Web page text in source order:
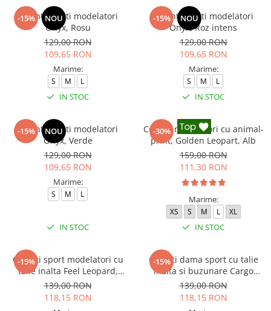
-15% NOU
Colanti scurti modelatori
Onyx, Rosu
129,00 RON
109,65 RON
Marime:
S M L
IN STOC
-15% NOU
Colanti scurti modelatori
Onyx, Roz intens
129,00 RON
109,65 RON
Marime:
S M L
IN STOC
-15% NOU
Colanti scurti modelatori
Onyx, Verde
129,00 RON
109,65 RON
Marime:
S M L
IN STOC
-30%
Colanti modelatori cu animal-
print, Golden Leopart, Alb
159,00 RON
111,30 RON
Marime:
XS S M L XL
IN STOC
-15%
Colanti sport modelatori cu
talie inalta Feel Leopard,
scrunch, Negru
139,00 RON
118,15 RON
-15%
Colanti dama sport cu talie
inalta si buzunare Cargo
Pump, Verde
139,00 RON
118,15 RON